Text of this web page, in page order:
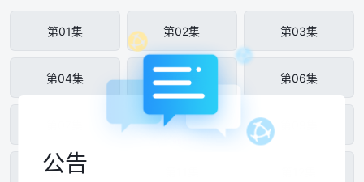
第01集 第02集 第03集
第04集 第05集 第06集
第08集
第10集
公告